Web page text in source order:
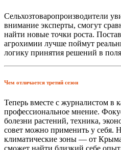
Сельхозтоваропроизводители
внимание эксперты, смогут
найти новые точки роста.
агрохимии лучше поймут
логику принятия решений в
Чем отличается третий сезон
Теперь вместе с журналистом в
профессиональное мнение.
болезни растений, техника,
совет можно применить у себя.
климатические зоны — от